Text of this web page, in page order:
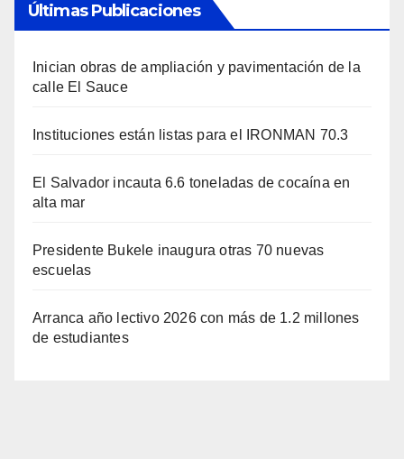
Últimas Publicaciones
Inician obras de ampliación y pavimentación de la
calle El Sauce
Instituciones están listas para el IRONMAN 70.3
El Salvador incauta 6.6 toneladas de cocaína en
alta mar
Presidente Bukele inaugura otras 70 nuevas
escuelas
Arranca año lectivo 2026 con más de 1.2 millones
de estudiantes